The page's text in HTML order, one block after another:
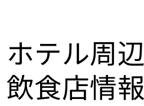
ホテル周
飲食店情報